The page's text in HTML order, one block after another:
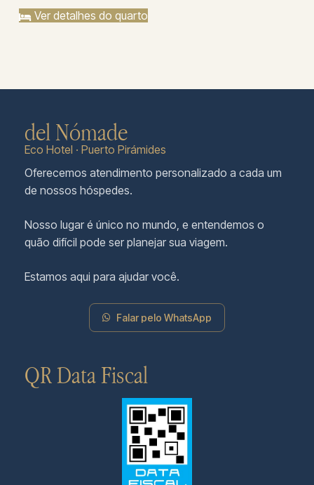
Ver detalhes do quarto
del Nómade
Eco Hotel · Puerto Pirámides
Oferecemos atendimento personalizado a cada um
de nossos hóspedes.
Nosso lugar é único no mundo, e entendemos o
quão difícil pode ser planejar sua viagem.
Estamos aqui para ajudar você.
Falar pelo WhatsApp
QR Data Fiscal